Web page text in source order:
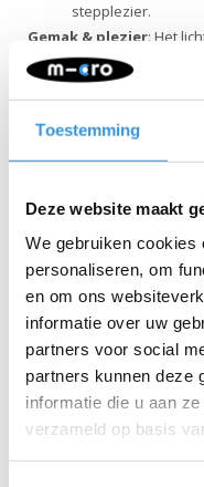
Toestemming
Deze website maakt
We gebruiken cookies
personaliseren, om
en om ons
informatie over uw
partners voor social
partners kunnen deze
informatie die u aan
verzameld op basis
stepplezier.
Gemak & plezier: Het
maken vervoer en
batterijloze LED-wielen
gebruikt kan worden.
voor maximale stabiliteit.
zorgt ervoor dat je kind
lichtgewicht frame, de
gebruiksvriendelijke rem
controle.
Kwaliteit &
waarde aan kwaliteit. Alle
Zwitserland en
bovendien allemaal
voldoen aan de hoogste